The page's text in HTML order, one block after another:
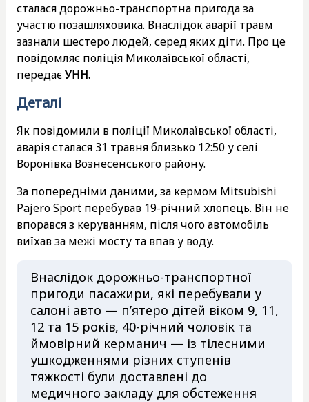
сталася дорожньо-транспортна пригода за
участю позашляховика. Внаслідок аварії травм
зазнали шестеро людей, серед яких діти. Про це
повідомляє поліція Миколаївської області,
передаєУНН.
Деталі
Як повідомили в поліції Миколаївської області,
аварія сталася 31 травня близько 12:50 у селі
Воронівка Вознесенського району.
За попередніми даними, за кермом Mitsubishi
Pajero Sport перебував 19-річний хлопець. Він не
впорався з керуванням, після чого автомобіль
виїхав за межі мосту та впав у воду.
Внаслідок дорожньо-транспортної
пригоди пасажири, які перебували у
салоні авто — п’ятеро дітей віком 9, 11,
12 та 15 років, 40-річний чоловік та
ймовірний керманич — із тілесними
ушкодженнями різних ступенів
тяжкості були доставлені до
медичного закладу для обстеження